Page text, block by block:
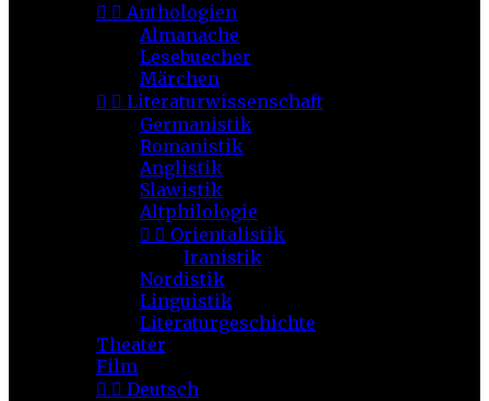
  Anthologien
Almanache
Lesebuecher
Märchen
  Literaturwissenschaft
Germanistik
Romanistik
Anglistik
Slawistik
Altphilologie
  Orientalistik
Iranistik
Nordistik
Linguistik
Literaturgeschichte
Theater
Film
  Deutsch